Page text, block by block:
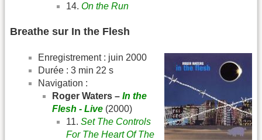
14. On the Run
Breathe sur In the Flesh
Enregistrement : juin 2000
Durée : 3 min 22 s
Navigation :
Roger Waters – In the
Flesh - Live (2000)
11. Set The Controls
For The Heart Of The